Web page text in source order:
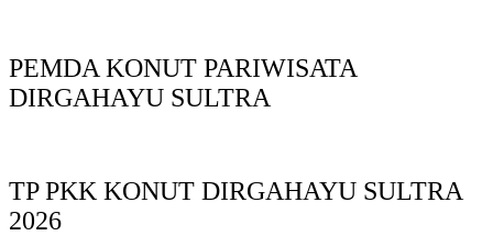
PEMDA KONUT PARIWISATA
DIRGAHAYU SULTRA
TP PKK KONUT DIRGAHAYU SULTRA
2026